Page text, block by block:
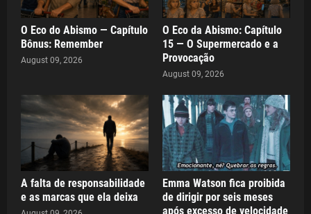
O Eco do Abismo — Capítulo
Bônus: Remember
August 09, 2026
O Eco da Abismo: Capítulo
15 — O Supermercado e a
Provocação
August 09, 2026
A falta de responsabilidade
e as marcas que ela deixa
Emma Watson fica proibida
de dirigir por seis meses
após excesso de velocidade